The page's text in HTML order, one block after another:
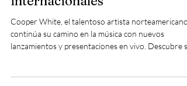
sencillo y colaboraciones
internacionales
Cooper White, el talentoso artista norteamericano,